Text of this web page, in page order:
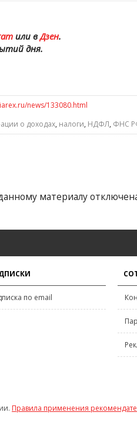
или вДзен.
дня.
news/133080.html
о доходах, налоги, НДФЛ, ФНС
материалу
по email
Правила применения